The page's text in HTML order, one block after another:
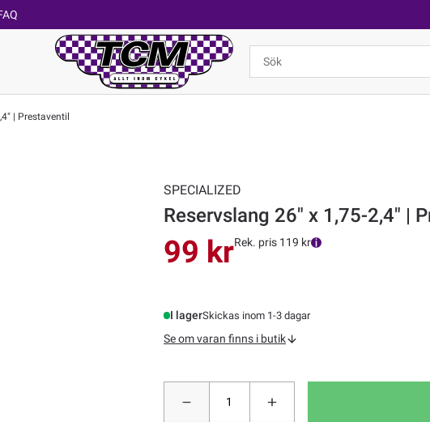
| Prestaventil
SPECIALIZED
Reservslang 26" x 1,75-2,4" |
99 krRek. pris 119 kr
I lagerSkickas inom 1-3 dagar
Se om varan finns i butik